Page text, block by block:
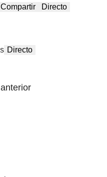
Compartir Directo
Directo